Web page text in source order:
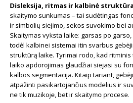
Disleksija, ritmas ir kalbinė
skaitymo sunkumas – tai sudėtingas
ir simbolių siejimo, sekos suvokimo bei
Skaitymas vyksta laike: garsas po
todėl kalbinei sistemai itin svarbus
struktūrą laike. Tyrimai rodo, kad
laiko apdorojimas glaudžiai siejasi su
kalbos segmentacija. Kitaip tariant,
atpažinti pasikartojančius modelius ir
ne tik muzikoje, bet ir skaitymo procese.